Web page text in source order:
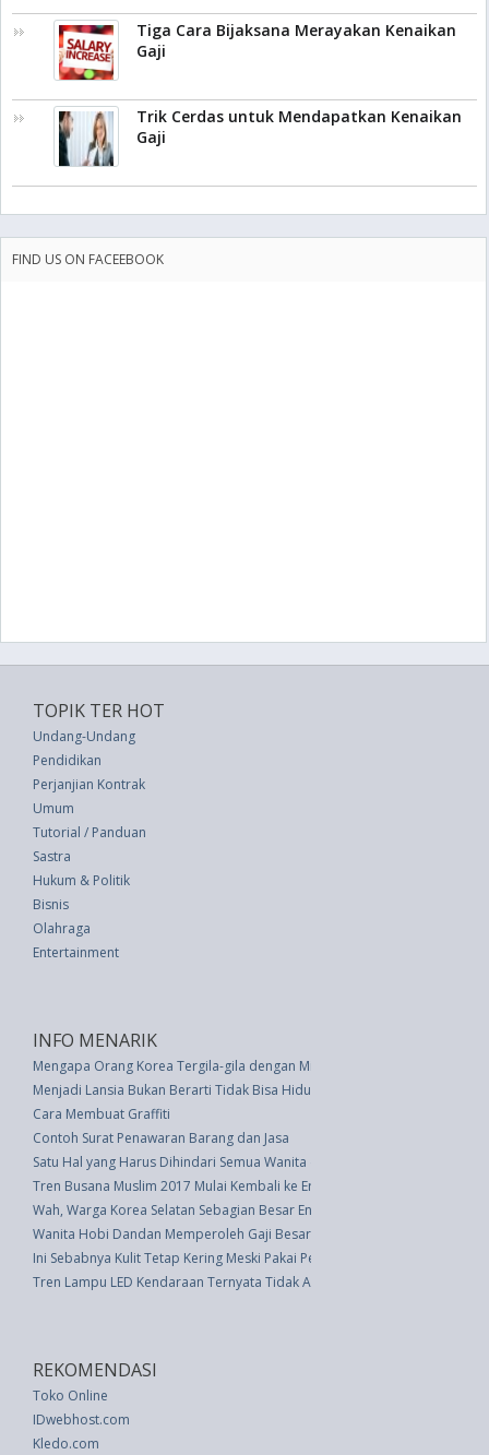
Tiga Cara Bijaksana Merayakan Kenaikan
Gaji
Trik Cerdas untuk Mendapatkan Kenaikan
Gaji
FIND US ON FACEEBOOK
TOPIK TER HOT
Undang-Undang
Pendidikan
Perjanjian Kontrak
Umum
Tutorial / Panduan
Sastra
Hukum & Politik
Bisnis
Olahraga
Entertainment
INFO MENARIK
Mengapa Orang Korea Tergila-gila dengan Minuman Yakult
Menjadi Lansia Bukan Berarti Tidak Bisa Hidup Sehat
Cara Membuat Graffiti
Contoh Surat Penawaran Barang dan Jasa
Satu Hal yang Harus Dihindari Semua Wanita dengan Rambut Tipis
Tren Busana Muslim 2017 Mulai Kembali ke Era Bohemian
Wah, Warga Korea Selatan Sebagian Besar Enggan Menikah
Wanita Hobi Dandan Memperoleh Gaji Besar, Benarkah
Ini Sebabnya Kulit Tetap Kering Meski Pakai Pelembab
Tren Lampu LED Kendaraan Ternyata Tidak Aman
REKOMENDASI
Toko Online
IDwebhost.com
Kledo.com